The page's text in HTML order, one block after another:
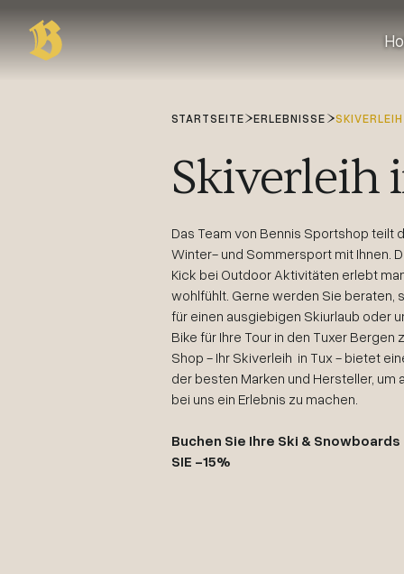
STARTSEITE ERLEBNISSE
Skiverleih
Das Team von Bennis Sportshop teilt
Winter- und Sommersport mit Ihnen.
Kick bei Outdoor Aktivitäten erlebt
wohlfühlt. Gerne werden Sie beraten,
für einen ausgiebigen Skiurlaub oder
Bike für Ihre Tour in den Tuxer Bergen
Shop - Ihr Skiverleih in Tux - bietet
der besten Marken und Hersteller, um
bei uns ein Erlebnis zu machen.
Buchen Sie Ihre Ski & Snowboards
SIE -15%